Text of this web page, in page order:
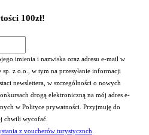
100zł!
imienia i nazwiska oraz adresu e-mail w
z o.o., w tym na przesyłanie informacji
newslettera, w szczególności o nowych
drogą elektroniczną na mój adres e-
w Polityce prywatności. Przyjmuję do
chwili wycofać.
z voucherów turystycznch